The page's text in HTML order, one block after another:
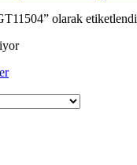
olarak etiketlendi